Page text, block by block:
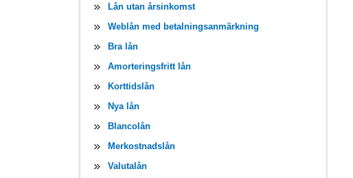
Lån utan årsinkomst
Weblån med betalningsanmärkning
Bra lån
Amorteringsfritt lån
Korttidslån
Nya lån
Blancolån
Merkostnadslån
Valutalån